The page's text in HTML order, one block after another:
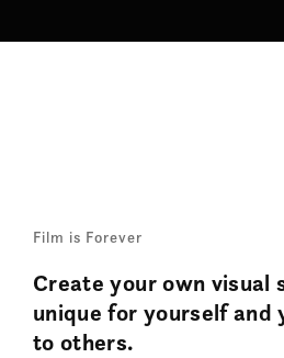
Film is Forever
Create your own visual
unique for yourself
to others.